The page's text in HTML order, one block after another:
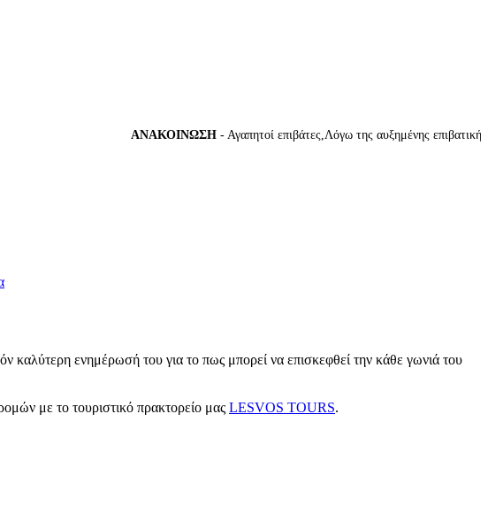
ΑΝΑΚΟΙΝΩΣΗ- Αγαπητοί επιβάτες,Λόγω της αυξημένης επιβατικής
καλύτερη ενημέρωσή του για το πως μπορεί να επισκεφθεί την κάθε γωνιά του
με το τουριστικό πρακτορείο μας LESVOS TOURS.